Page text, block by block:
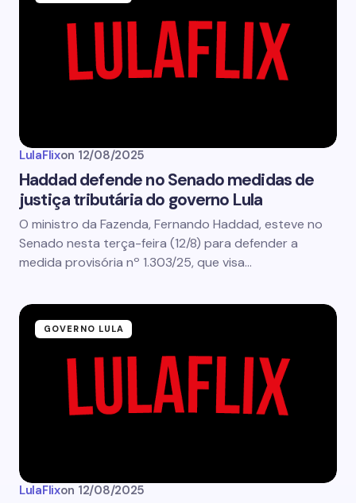
LulaFlixon 12/08/2025
Haddad defende no Senado medidas de
justiça tributária do governo Lula
O ministro da Fazenda, Fernando Haddad, esteve no
Senado nesta terça-feira (12/8) para defender a
medida provisória nº 1.303/25, que visa…
GOVERNO LULA
LulaFlixon 12/08/2025